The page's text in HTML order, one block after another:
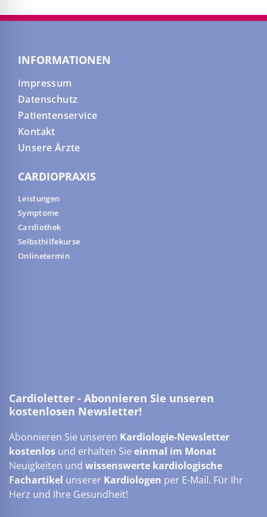
INFORMATIONEN
Impressum
Datenschutz
Patientenservice
Kontakt
Unsere Ärzte
CARDIOPRAXIS
Leistungen
Symptome
Cardiothek
Selbsthilfekurse
Onlinetermin
Cardioletter - Abonnieren Sie unseren
kostenlosen Newsletter!
Abonnieren Sie unseren Kardiologie-Newsletter
kostenlos und erhalten Sie einmal im Monat
Neuigkeiten und wissenswerte kardiologische
Fachartikel unserer Kardiologen per E-Mail. Für Ihr
Herz und Ihre Gesundheit!